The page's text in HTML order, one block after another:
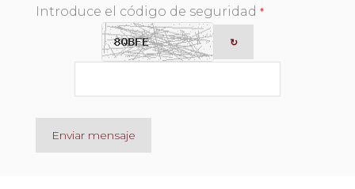
Introduce el código de seguridad *
↻
Enviar mensaje